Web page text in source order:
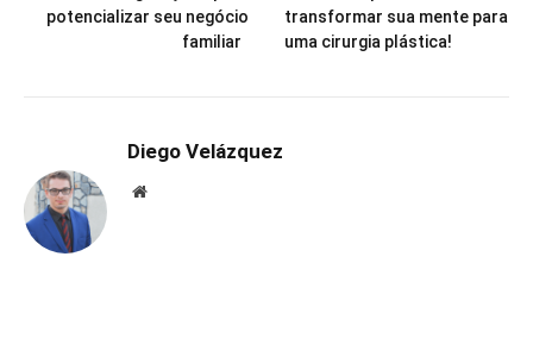
potencializar seu negócio
familiar
transformar sua mente para
uma cirurgia plástica!
Diego Velázquez
Website